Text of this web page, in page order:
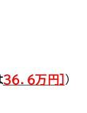
３６．６万円］
）